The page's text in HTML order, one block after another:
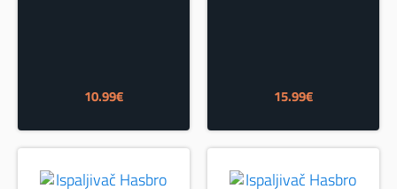
10.99€ 15.99€